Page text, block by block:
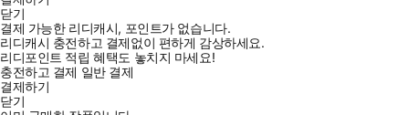
닫기
결제 가능한 리디캐시, 포인트가 없습니다.
리디캐시 충전하고 결제없이 편하게 감상하세요.
리디포인트 적립 혜택도 놓치지 마세요!
충전하고 결제 일반 결제
결제하기
닫기